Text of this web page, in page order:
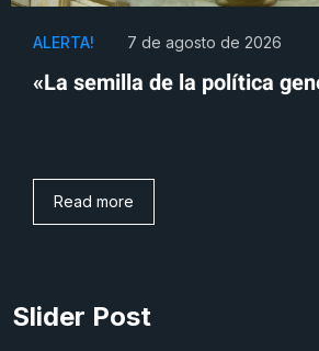
ALERTA! 7 de agosto de 2026
«La semilla de la política
Read more
Slider Post